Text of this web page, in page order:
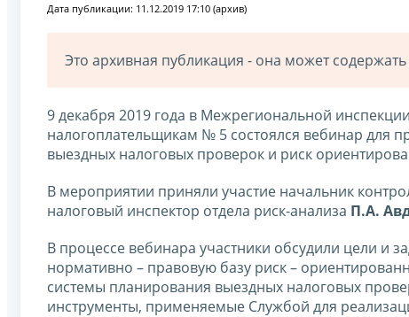
Дата публикации: 11.12.2019 17:10 (архив)
Это архивная публикация - она может
9 декабря 2019 года в Межрегиональной
налогоплательщикам № 5 состоялся вебинар для
выездных налоговых проверок и риск
В мероприятии приняли участие начальник
налоговый инспектор отдела риск-анализа П.А.
В процессе вебинара участники обсудили цели и
нормативно – правовую базу риск –
системы планирования выездных налоговых
инструменты, применяемые Службой для